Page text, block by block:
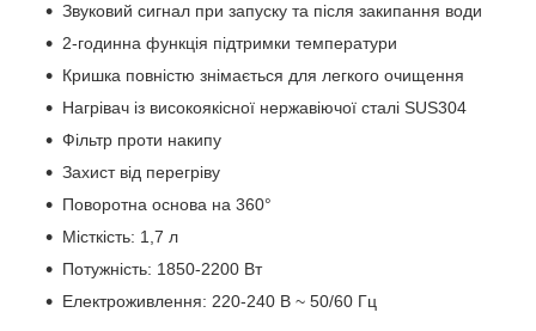
Звуковий сигнал при запуску та після закипання води
2-годинна функція підтримки температури
Кришка повністю знімається для легкого очищення
Нагрівач із високоякісної нержавіючої сталі SUS304
Фільтр проти накипу
Захист від перегріву
Поворотна основа на 360°
Місткість: 1,7 л
Потужність: 1850-2200 Вт
Електроживлення: 220-240 В ~ 50/60 Гц